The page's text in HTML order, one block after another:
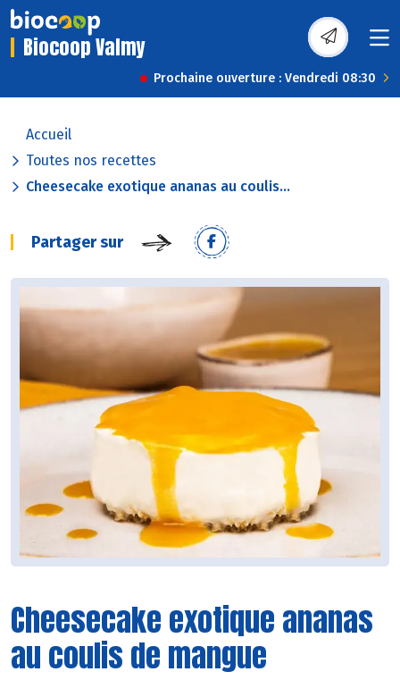
Biocoop Valmy
Prochaine ouverture : Vendredi 08:30
Accueil
Toutes nos recettes
Cheesecake exotique ananas au coulis...
Partager sur
Cheesecake exotique ananas
au coulis de mangue